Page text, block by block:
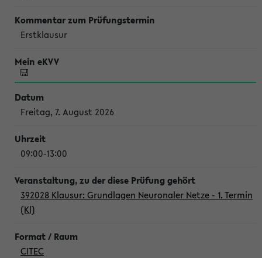
Erstklausur
Freitag, 7. August 2026
09:00-13:00
392028 Klausur: Grundlagen Neuronaler Netze - 1. Termin
(Kl)
CITEC